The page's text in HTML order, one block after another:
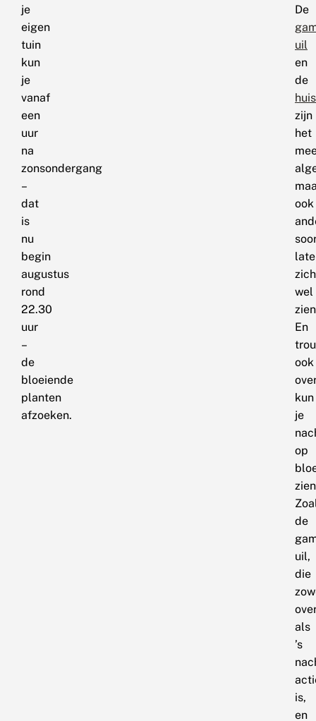
je
eigen
tuin
kun
je
vanaf
een
uur
na
zonsondergang
–
dat
is
nu
begin
augustus
rond
22.30
uur
–
de
bloeiende
planten
afzoeken.
De
uil
en
de
zijn
het
ook
zich
wel
En
ook
kun
je
op
de
uil,
die
als
’s
is,
en